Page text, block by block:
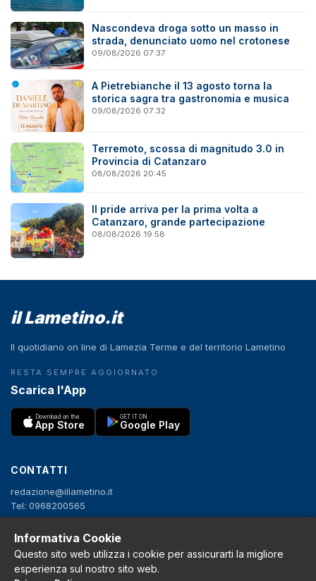
Nascondeva droga sotto un masso in
strada, denunciato uomo nel crotonese
09/08/2026 07:37
A Pietrebianche il 13 agosto torna la
storica sagra tra gastronomia e musica
09/08/2026 07:32
Terremoto, scossa di magnitudo 3.0 in
Provincia di Catanzaro
08/08/2026 20:45
Il pride arriva per la prima volta a
Catanzaro, grande partecipazione
08/08/2026 19:58
il Lametino.it
Il quotidiano on line di Lamezia Terme e del territorio Lametino
RESTA SEMPRE AGGIORNATO
Scarica l'App
Download on the
App Store
GET IT ON
Google Play
CONTATTI
redazione@illametino.it
Tel: 0968200565
Scrivi alla redazione
Pubblicità
SEGUICI
Informativa Cookie
Questo sito web utilizza i cookie per assicurarti la migliore
esperienza sul nostro sito web.